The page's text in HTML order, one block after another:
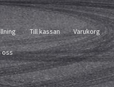
Till kassan Varukorg
oss